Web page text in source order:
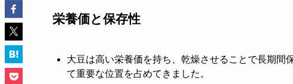
栄養価と保存性
大豆は高い栄養価を持ち、乾燥させることで長期間
て重要な位置を占めてきました。